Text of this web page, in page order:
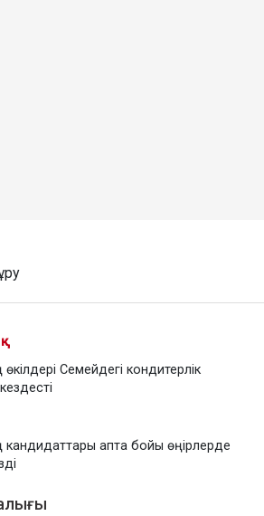
Семейдегі кондитерлік
апта бойы өңірлерде